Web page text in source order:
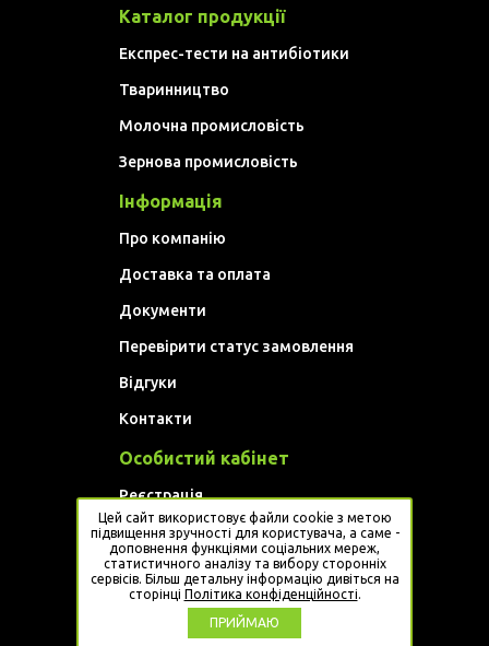
Каталог продукції
Експрес-тести на антибіотики
Тваринництво
Молочна промисловість
Зернова промисловість
Інформація
Про компанію
Доставка та оплата
Документи
Перевірити статус замовлення
Відгуки
Контакти
Особистий кабінет
Реєстрація
Увійти
Website developed by Artem Golovan
Цей сайт використовує файли cookie з метою
підвищення зручності для користувача, а саме -
доповнення функціями соціальних мереж,
статистичного аналізу та вибору сторонніх
сервісів. Більш детальну інформацію дивіться на
сторінці Політика конфіденційності.
ПРИЙМАЮ